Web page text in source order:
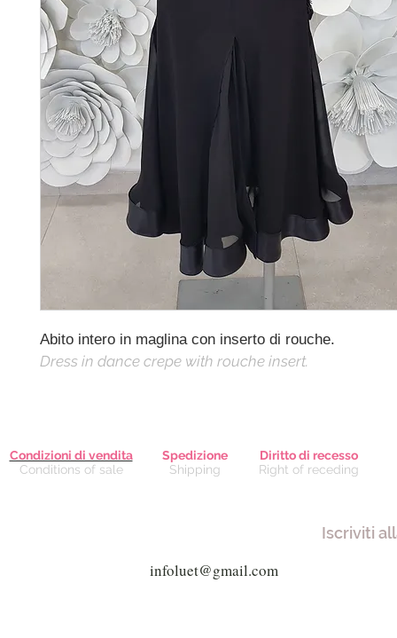
Abito intero in maglina con inserto di rouche.
Dress in dance crepe with rouche insert.
Condizioni di vendita
Conditions of sale
Spedizione
Shipping
Diritto di recesso
Right of receding
Iscriviti